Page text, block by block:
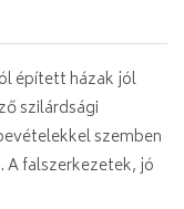
épített házak jól
szilárdsági
szemben
A falszerkezetek, jó